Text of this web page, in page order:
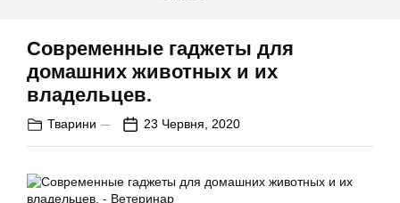
Современные гаджеты для
домашних животных и их
владельцев.
Тварини 23 Червня, 2020